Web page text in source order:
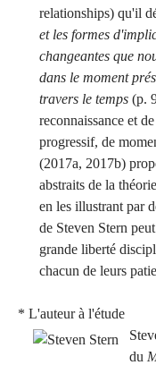
relationships) qu'il
et les formes
changeantes que
dans le moment
travers le temps (p.
reconnaissance et
progressif, de
(2017a, 2017b)
abstraits de la
en les illustrant par
de Steven Stern
grande liberté
chacun de leurs
* L'auteur à l'étude
du